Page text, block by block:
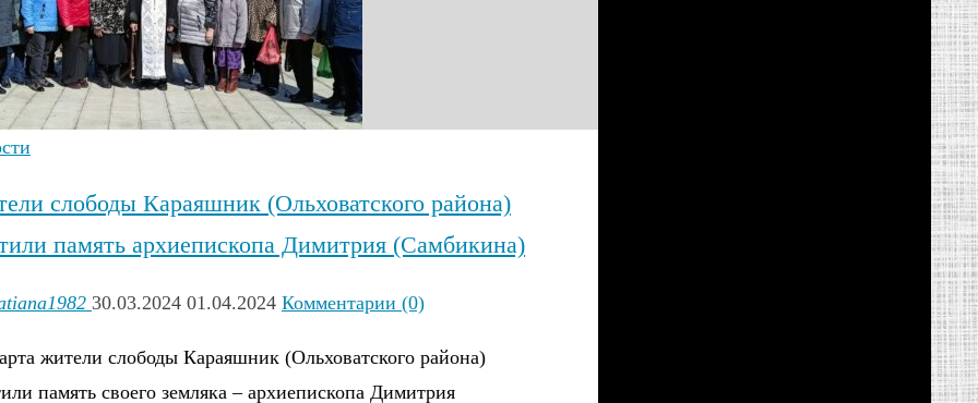
слободы Караяшник (Ольховатского района)
память архиепископа Димитрия (Самбикина)
30.03.2024 01.04.2024 Комментарии (0)
жители слободы Караяшник (Ольховатского района)
память своего земляка – архиепископа Димитрия